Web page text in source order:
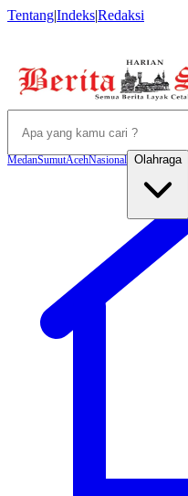
Tentang|Indeks|Redaksi
MedanSumutAcehNasional Olahraga